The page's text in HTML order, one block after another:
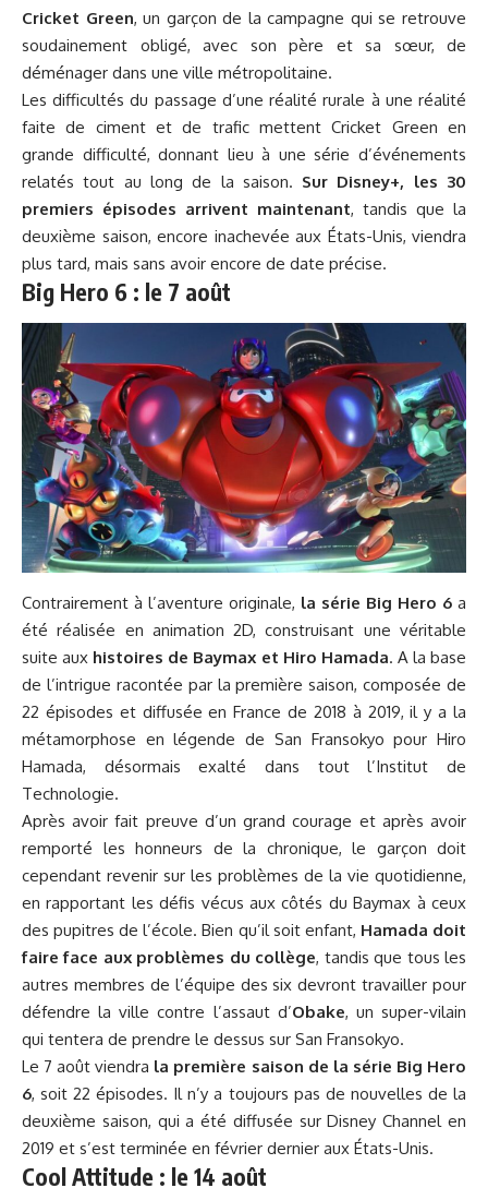
Cricket Green, un garçon de la campagne qui se retrouve
soudainement obligé, avec son père et sa sœur, de
déménager dans une ville métropolitaine.
Les difficultés du passage d’une réalité rurale à une réalité
faite de ciment et de trafic mettent Cricket Green en
grande difficulté, donnant lieu à une série d’événements
relatés tout au long de la saison. Sur Disney+, les 30
premiers épisodes arrivent maintenant, tandis que la
deuxième saison, encore inachevée aux États-Unis, viendra
plus tard, mais sans avoir encore de date précise.
Big Hero 6 : le 7 août
Contrairement à l’aventure originale, la série Big Hero 6 a
été réalisée en animation 2D, construisant une véritable
suite aux histoires de Baymax et Hiro Hamada. A la base
de l’intrigue racontée par la première saison, composée de
22 épisodes et diffusée en France de 2018 à 2019, il y a la
métamorphose en légende de San Fransokyo pour Hiro
Hamada, désormais exalté dans tout l’Institut de
Technologie.
Après avoir fait preuve d’un grand courage et après avoir
remporté les honneurs de la chronique, le garçon doit
cependant revenir sur les problèmes de la vie quotidienne,
en rapportant les défis vécus aux côtés du Baymax à ceux
des pupitres de l’école. Bien qu’il soit enfant, Hamada doit
faire face aux problèmes du collège, tandis que tous les
autres membres de l’équipe des six devront travailler pour
défendre la ville contre l’assaut d’Obake, un super-vilain
qui tentera de prendre le dessus sur San Fransokyo.
Le 7 août viendra la première saison de la série Big Hero
6, soit 22 épisodes. Il n’y a toujours pas de nouvelles de la
deuxième saison, qui a été diffusée sur Disney Channel en
2019 et s’est terminée en février dernier aux États-Unis.
Cool Attitude : le 14 août